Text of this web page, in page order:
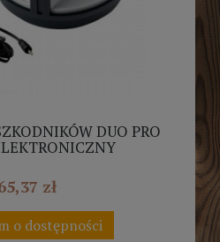
DUO PRO
zł
o dostępności